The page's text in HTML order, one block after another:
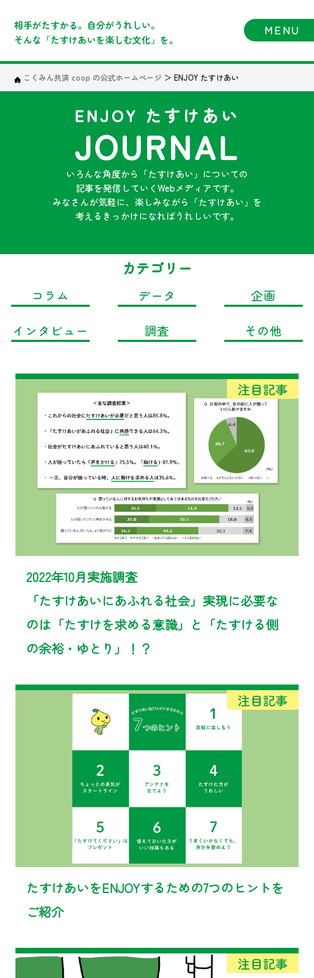
MENU
相手がたすかる。自分がうれしい。
そんな「たすけあいを楽しむ文化」を。
こくみん共済 coop の公式ホームページ ＞ ENJOY たすけあい
ENJOY たすけあい
JOURNAL
いろんな角度から「たすけあい」についての
記事を発信していくWebメディアです。
みなさんが気軽に、楽しみながら「たすけあい」を
考えるきっかけになればうれしいです。
カテゴリー
コラム データ
企画
インタビュー
調査 その他
2022年10月実施調査
「たすけあいにあふれる社会」実現に必要な
のは「たすけを求める意識」と「たすける側
の余裕・ゆとり」！？
たすけあいをENJOYするための7つのヒントを
ご紹介